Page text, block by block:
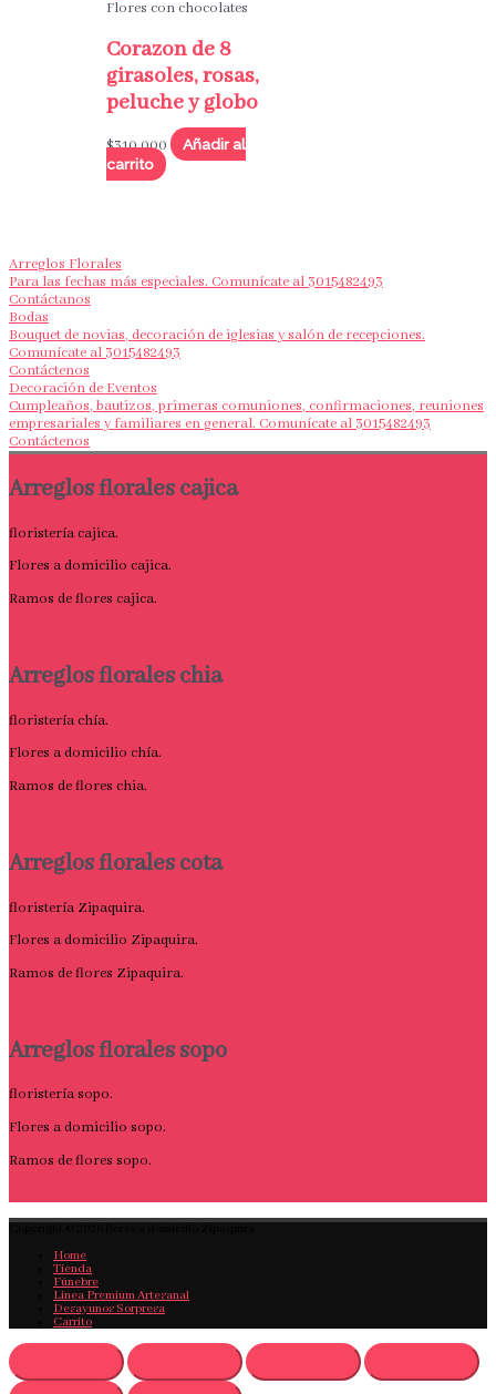
Flores con chocolates
Corazon de 8
girasoles, rosas,
peluche y globo
$310,000
Añadir al
carrito
Arreglos Florales
Para las fechas más especiales. Comunícate al 3015482493
Contáctanos
Bodas
Bouquet de novias, decoración de iglesias y salón de recepciones.
Comunícate al 3015482493
Contáctenos
Decoración de Eventos
Cumpleaños, bautizos, primeras comuniones, confirmaciones, reuniones
empresariales y familiares en general. Comunícate al 3015482493
Contáctenos
Arreglos florales cajica
floristería cajica.
Flores a domicilio cajica.
Ramos de flores cajica.
Arreglos florales chia
floristería chía.
Flores a domicilio chía.
Ramos de flores chia.
Arreglos florales cota
floristería Zipaquira.
Flores a domicilio Zipaquira.
Ramos de flores Zipaquira.
Arreglos florales sopo
floristería sopo.
Flores a domicilio sopo.
Ramos de flores sopo.
Home
Tienda
Fúnebre
Linea Premium Artesanal
Desayunos Sorpresa
Carrito